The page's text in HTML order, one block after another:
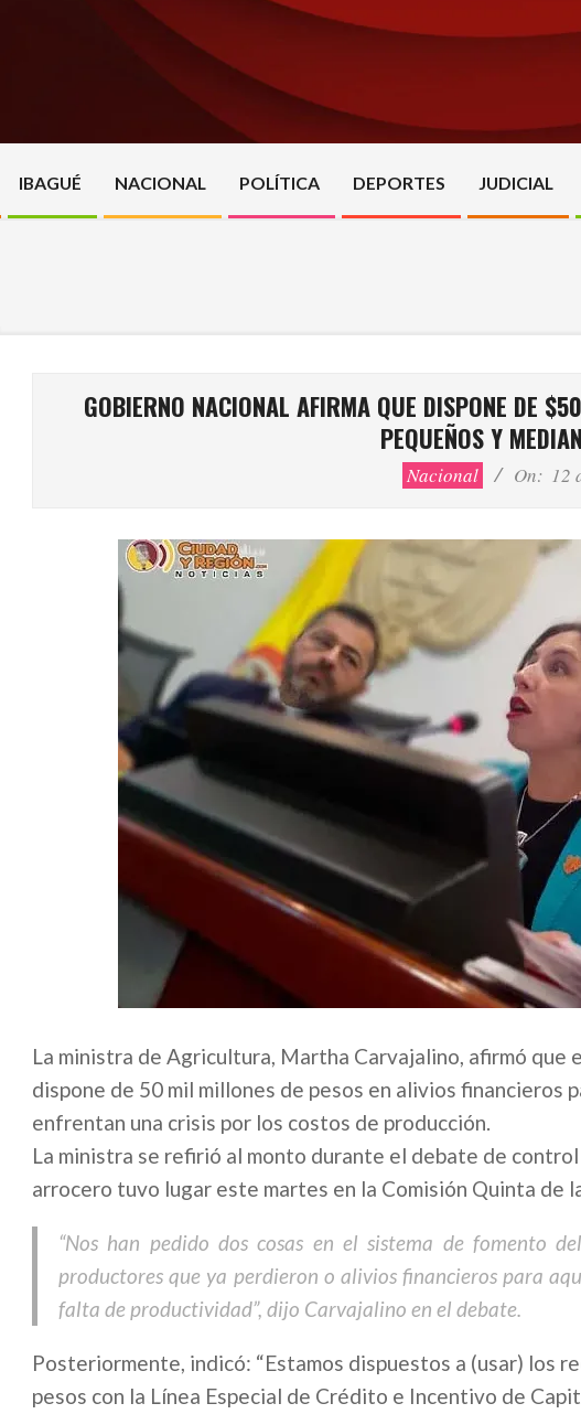
IBAGUÉ NACIONAL POLÍTICA DEPORTES JUDICIAL
GOBIERNO NACIONAL AFIRMA QUE DISPONE DE
PEQUEÑOS Y
Nacional On: 12
La ministra de Agricultura, Martha Carvajalino, afirmó
dispone de 50 mil millones de pesos en alivios financieros
enfrentan una crisis por los costos de producción.
La ministra se refirió al monto durante el debate de
arrocero tuvo lugar este martes en la Comisión Quinta de
“Nos han pedido dos cosas en el sistema de fomento
productores que ya perdieron o alivios financieros para
falta de productividad”, dijo Carvajalino en el debate.
Posteriormente, indicó: “Estamos dispuestos a (usar) los
pesos con la Línea Especial de Crédito e Incentivo de